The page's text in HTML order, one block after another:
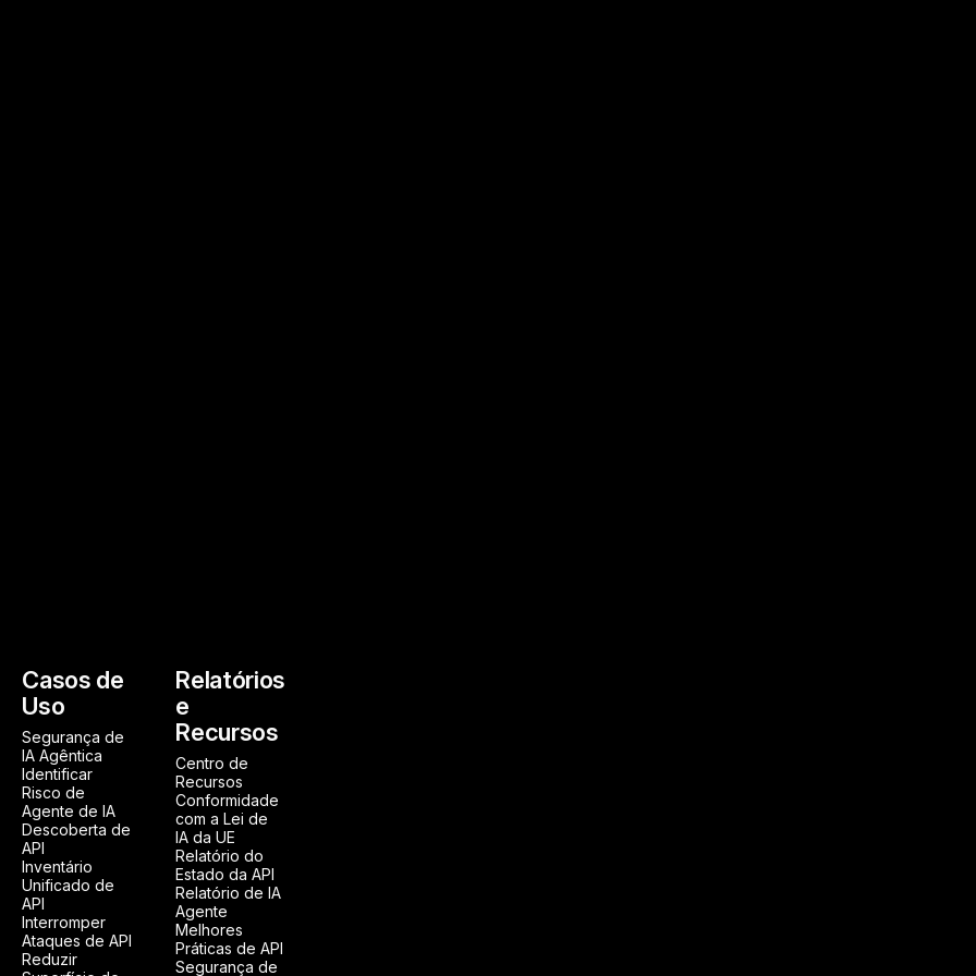
Casos de
Uso
Segurança de
IA Agêntica
Identificar
Risco de
Agente de IA
Descoberta de
API
Inventário
Unificado de
API
Interromper
Ataques de API
Reduzir
Relatórios
e
Recursos
Centro de
Recursos
Conformidade
com a Lei de
IA da UE
Relatório do
Estado da API
Relatório de IA
Agente
Melhores
Práticas de API
Segurança de